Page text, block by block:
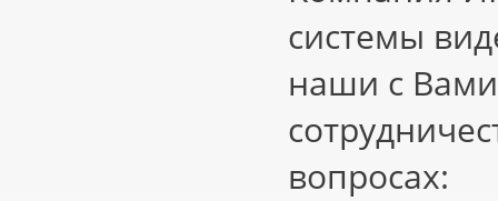
системы
наши с
вопросах: